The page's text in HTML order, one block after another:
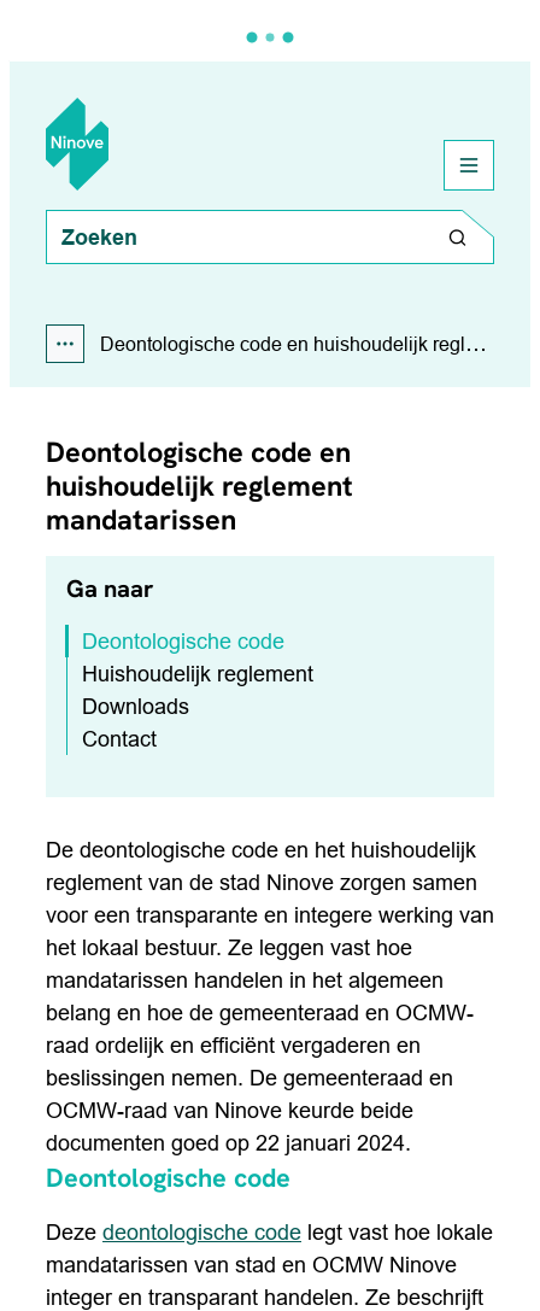
Ninove
Wat zoek je?
Zoeken
menu
Toon alle broodkruimel items
Deontologische code en huishoudelijk reglement
Deontologische code en
huishoudelijk reglement
mandatarissen
Ga naar
Deontologische code
Huishoudelijk reglement
Downloads
Contact
De deontologische code en het huishoudelijk
reglement van de stad Ninove zorgen samen
voor een transparante en integere werking van
het lokaal bestuur. Ze leggen vast hoe
mandatarissen handelen in het algemeen
belang en hoe de gemeenteraad en OCMW-
raad ordelijk en efficiënt vergaderen en
beslissingen nemen. De gemeenteraad en
OCMW-raad van Ninove keurde beide
documenten goed op 22 januari 2024.
Deontologische code
Deze deontologische code legt vast hoe lokale
mandatarissen van stad en OCMW Ninove
integer en transparant handelen. Ze beschrijft